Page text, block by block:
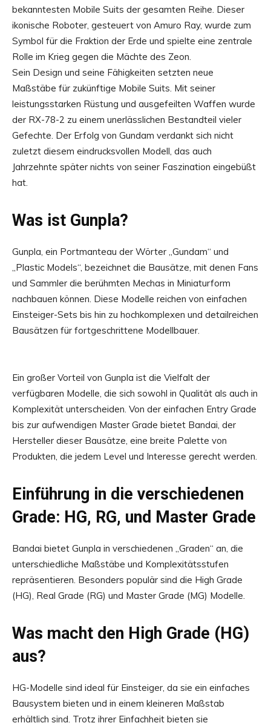
bekanntesten Mobile Suits der gesamten Reihe. Dieser
ikonische Roboter, gesteuert von Amuro Ray, wurde zum
Symbol für die Fraktion der Erde und spielte eine zentrale
Rolle im Krieg gegen die Mächte des Zeon.
Sein Design und seine Fähigkeiten setzten neue
Maßstäbe für zukünftige Mobile Suits. Mit seiner
leistungsstarken Rüstung und ausgefeilten Waffen wurde
der RX-78-2 zu einem unerlässlichen Bestandteil vieler
Gefechte. Der Erfolg von Gundam verdankt sich nicht
zuletzt diesem eindrucksvollen Modell, das auch
Jahrzehnte später nichts von seiner Faszination eingebüßt
hat.
Was ist Gunpla?
Gunpla, ein Portmanteau der Wörter „Gundam“ und
„Plastic Models“, bezeichnet die Bausätze, mit denen Fans
und Sammler die berühmten Mechas in Miniaturform
nachbauen können. Diese Modelle reichen von einfachen
Einsteiger-Sets bis hin zu hochkomplexen und detailreichen
Bausätzen für fortgeschrittene Modellbauer.
Ein großer Vorteil von Gunpla ist die Vielfalt der
verfügbaren Modelle, die sich sowohl in Qualität als auch in
Komplexität unterscheiden. Von der einfachen Entry Grade
bis zur aufwendigen Master Grade bietet Bandai, der
Hersteller dieser Bausätze, eine breite Palette von
Produkten, die jedem Level und Interesse gerecht werden.
Einführung in die verschiedenen
Grade: HG, RG, und Master Grade
Bandai bietet Gunpla in verschiedenen „Graden“ an, die
unterschiedliche Maßstäbe und Komplexitätsstufen
repräsentieren. Besonders populär sind die High Grade
(HG), Real Grade (RG) und Master Grade (MG) Modelle.
Was macht den High Grade (HG)
aus?
HG-Modelle sind ideal für Einsteiger, da sie ein einfaches
Bausystem bieten und in einem kleineren Maßstab
erhältlich sind. Trotz ihrer Einfachheit bieten sie